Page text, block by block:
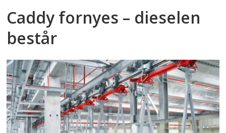
Caddy fornyes – dieselen
består